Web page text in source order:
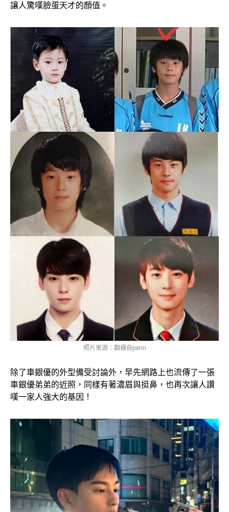
讓人驚嘆臉蛋天才的顏值。
照片來源：翻攝自pann
除了車銀優的外型備受討論外，早先網路上也流傳了一張
車銀優弟弟的近照，同樣有著濃眉與挺鼻，也再次讓人讚
嘆一家人強大的基因！